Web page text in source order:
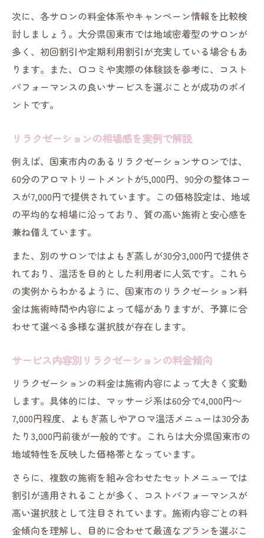
次に、各サロンの料金体系やキャンペーン情報を比較検
討しましょう。大分県国東市では地域密着型のサロンが
多く、初回割引や定期利用割引が充実している場合もあ
ります。また、口コミや実際の体験談を参考に、コスト
パフォーマンスの良いサービスを選ぶことが成功のポイ
ントです。
リラクゼーションの相場感を実例で解説
例えば、国東市内のあるリラクゼーションサロンでは、
60分のアロマトリートメントが5,000円、90分の整体コー
スが7,000円で提供されています。この価格設定は、地域
の平均的な相場に沿っており、質の高い施術と安心感を
兼ね備えています。
また、別のサロンではよもぎ蒸しが30分3,000円で提供さ
れており、温活を目的とした利用者に人気です。これら
の実例からわかるように、国東市のリラクゼーション料
金は施術時間や内容によって幅がありますが、予算に合
わせて選べる多様な選択肢が存在します。
サービス内容別リラクゼーションの料金傾向
リラクゼーションの料金は施術内容によって大きく変動
します。具体的には、マッサージ系は60分で4,000円～
7,000円程度、よもぎ蒸しやアロマ温活メニューは30分あ
たり3,000円前後が一般的です。これらは大分県国東市の
地域特性を反映した価格帯となっています。
さらに、複数の施術を組み合わせたセットメニューでは
割引が適用されることが多く、コストパフォーマンスが
高い選択肢として注目されています。施術内容ごとの料
金傾向を理解し、目的に合わせて最適なプランを選ぶこ